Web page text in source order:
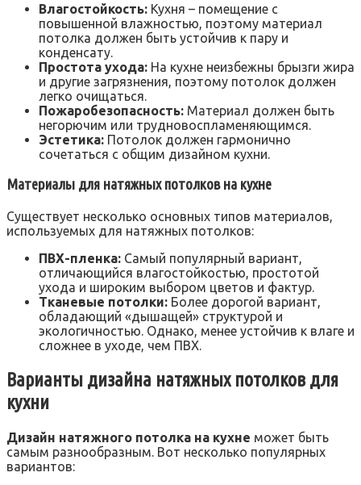
Влагостойкость: Кухня – помещение с
повышенной влажностью, поэтому материал
потолка должен быть устойчив к пару и
конденсату.
Простота ухода: На кухне неизбежны брызги жира
и другие загрязнения, поэтому потолок должен
легко очищаться.
Пожаробезопасность: Материал должен быть
негорючим или трудновоспламеняющимся.
Эстетика: Потолок должен гармонично
сочетаться с общим дизайном кухни.
Материалы для натяжных потолков на кухне
Существует несколько основных типов материалов,
используемых для натяжных потолков:
ПВХ-пленка: Самый популярный вариант,
отличающийся влагостойкостью, простотой
ухода и широким выбором цветов и фактур.
Тканевые потолки: Более дорогой вариант,
обладающий «дышащей» структурой и
экологичностью. Однако, менее устойчив к влаге и
сложнее в уходе, чем ПВХ.
Варианты дизайна натяжных потолков для
кухни
Дизайн натяжного потолка на кухне может быть
самым разнообразным. Вот несколько популярных
вариантов: